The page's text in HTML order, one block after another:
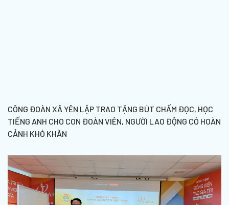
CÔNG ĐOÀN XÃ YÊN LẬP TRAO TẶNG BÚT CHẤM ĐỌC, HỌC
TIẾNG ANH CHO CON ĐOÀN VIÊN, NGƯỜI LAO ĐỘNG CÓ HOÀN
CẢNH KHÓ KHĂN